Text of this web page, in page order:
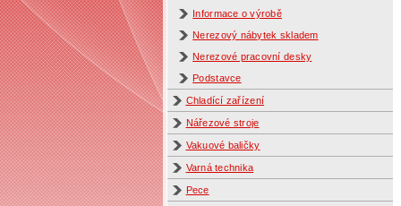
Informace o výrobě
Nerezový nábytek skladem
Nerezové pracovní desky
Podstavce
Chladící zařízení
Nářezové stroje
Vakuové baličky
Varná technika
Pece